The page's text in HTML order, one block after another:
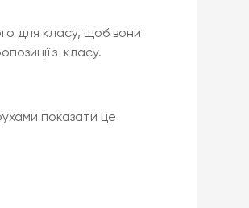
для класу, щоб вони
з класу.
показати це